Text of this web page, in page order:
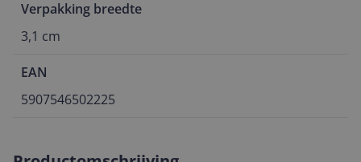
Verpakking breedte
3,1 cm
EAN
5907546502225